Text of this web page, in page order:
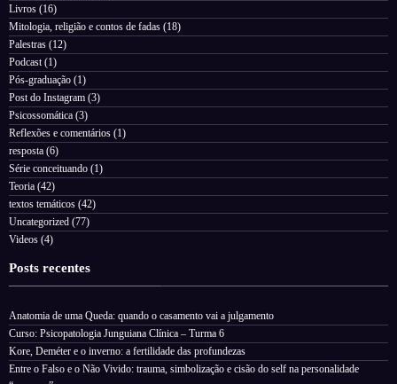
Livros (16)
Mitologia, religião e contos de fadas (18)
Palestras (12)
Podcast (1)
Pós-graduação (1)
Post do Instagram (3)
Psicossomática (3)
Reflexões e comentários (1)
resposta (6)
Série conceituando (1)
Teoria (42)
textos temáticos (42)
Uncategorized (77)
Videos (4)
Posts recentes
Anatomia de uma Queda: quando o casamento vai a julgamento
Curso: Psicopatologia Junguiana Clínica – Turma 6
Kore, Deméter e o inverno: a fertilidade das profundezas
Entre o Falso e o Não Vivido: trauma, simbolização e cisão do self na personalidade